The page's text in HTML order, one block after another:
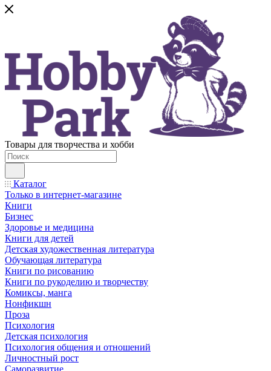
Товары для творчества и хобби
Каталог
Только в интернет-магазине
Книги
Бизнес
Здоровье и медицина
Книги для детей
Детская художественная литература
Обучающая литература
Книги по рисованию
Книги по рукоделию и творчеству
Комиксы, манга
Нонфикшн
Проза
Психология
Детская психология
Психология общения и отношений
Личностный рост
Саморазвитие